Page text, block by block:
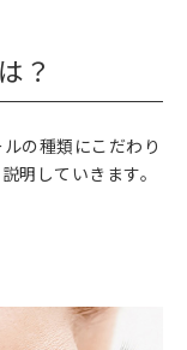
？
の種類にこだわり
明していきます。